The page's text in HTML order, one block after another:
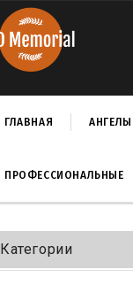
ГЛАВНАЯ АНГЕЛЫ
ПРОФЕССИОНАЛЬНЫЕ
Категории